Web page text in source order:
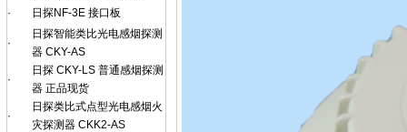
·
日探NF-3E 接口板
·
日探智能类比光电感烟探测
器 CKY-AS
·
日探 CKY-LS 普通感烟探测
器 正品现货
·
日探类比式点型光电感烟火
灾探测器 CKK2-AS